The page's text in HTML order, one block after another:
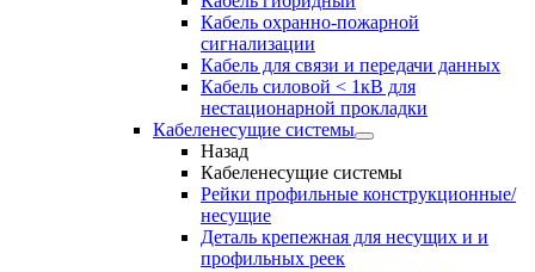
Кабель охранно-пожарной
сигнализации
Кабель для связи и передачи данных
Кабель силовой < 1кВ для
нестационарной прокладки
Кабеленесущие системы
Назад
Кабеленесущие системы
Рейки профильные конструкционные/
несущие
Деталь крепежная для несущих и и
профильных реек